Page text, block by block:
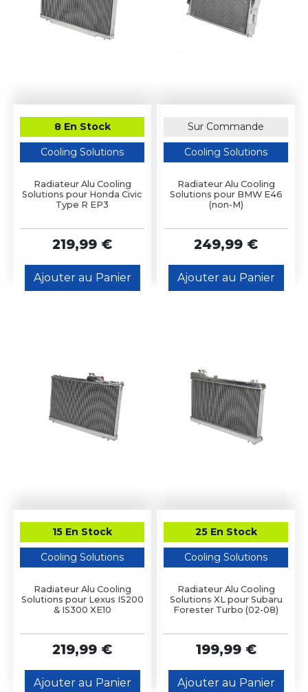
8 En Stock
Cooling Solutions
Radiateur Alu Cooling
Solutions pour Honda Civic
Type R EP3
219,99 €
Ajouter au Panier
Sur Commande
Cooling Solutions
Radiateur Alu Cooling
Solutions pour BMW E46
(non-M)
249,99 €
Ajouter au Panier
15 En Stock
Cooling Solutions
Radiateur Alu Cooling
Solutions pour Lexus IS200
& IS300 XE10
219,99 €
Ajouter au Panier
25 En Stock
Cooling Solutions
Radiateur Alu Cooling
Solutions XL pour Subaru
Forester Turbo (02-08)
199,99 €
Ajouter au Panier